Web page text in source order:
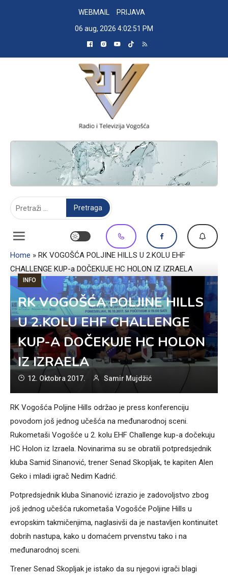
WEBMAIL
PRIJAVA
06 aug, 2026 4:02:52 PM
RADIO TELEVIZIJA VOGOŠĆA
Home » RK VOGOŠĆA POLJINE HILLS U 2.KOLU EHF
CHALLENGE KUP-a DOČEKUJE HC HOLON IZ IZRAELA
INFO
RK VOGOŠĆA POLJINE HILLS
U 2.KOLU EHF CHALLENGE
KUP-A DOČEKUJE HC HOLON
IZ IZRAELA
12. Oktobra 2017. Samir Mujdžić
RK Vogošća Poljine Hills održao je press konferenciju
povodom još jednog učešća na međunarodnoj sceni.
Rukometaši Vogošće u 2. kolu EHF Challenge kup-a dočekuju
HC Holon iz Izraela. Novinarima su se obratili potpredsjednik
kluba Samid Sinanović, trener Senad Skopljak, te kapiten Alen
Geko i mladi igrač Nedim Kadrić.
Potpredsjednik kluba Sinanović izrazio je zadovoljstvo zbog
još jednog učešća rukometaša Vogošće Poljine Hills u
evropskim takmičenjima, naglasivši da je nastavljen kontinuitet
dobrih nastupa, kako u domaćem prvenstvu tako i na
međunarodnoj sceni.
Trener Senad Skopljak je istako da su njegovi igrači blagi